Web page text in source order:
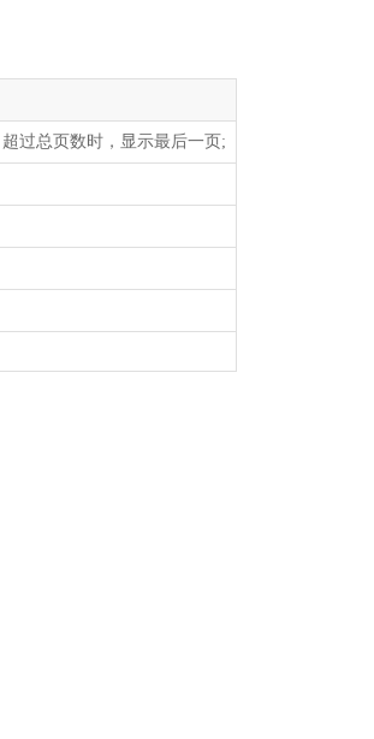
过总页数时，显示最后一页;